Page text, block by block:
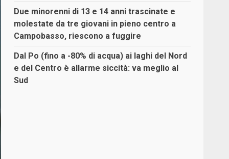
Due minorenni di 13 e 14 anni trascinate e
molestate da tre giovani in pieno centro a
Campobasso, riescono a fuggire
Dal Po (fino a -80% di acqua) ai laghi del Nord
e del Centro è allarme siccità: va meglio al
Sud